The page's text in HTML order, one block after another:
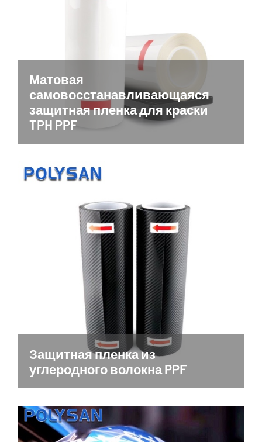
Матовая
самовосстанавливающаяся
защитная пленка для краски
TPH PPF
Защитная пленка из
углеродного волокна PPF